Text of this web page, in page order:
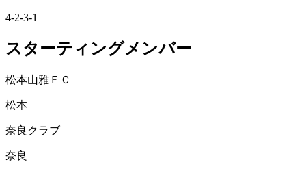
4-2-3-1
スターティングメンバー
松本山雅ＦＣ
松本
奈良クラブ
奈良